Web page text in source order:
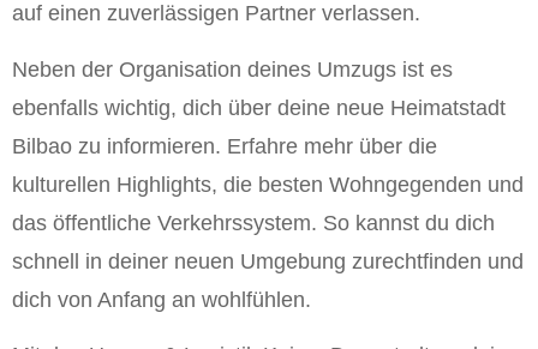
auf einen zuverlässigen Partner verlassen.
Neben der Organisation deines Umzugs ist es
ebenfalls wichtig, dich über deine neue Heimatstadt
Bilbao zu informieren. Erfahre mehr über die
kulturellen Highlights, die besten Wohngegenden und
das öffentliche Verkehrssystem. So kannst du dich
schnell in deiner neuen Umgebung zurechtfinden und
dich von Anfang an wohlfühlen.